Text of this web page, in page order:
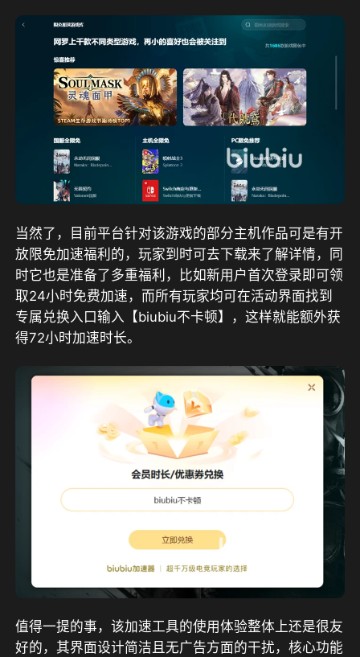
当然了，目前平台针对该游戏的部分主机作品可是有开
放限免加速福利的，玩家到时可去下载来了解详情，同
时它也是准备了多重福利，比如新用户首次登录即可领
取24小时免费加速，而所有玩家均可在活动界面找到
专属兑换入口输入【biubiu不卡顿】，这样就能额外获
得72小时加速时长。
值得一提的事，该加速工具的使用体验整体上还是很友
好的，其界面设计简洁且无广告方面的干扰，核心功能